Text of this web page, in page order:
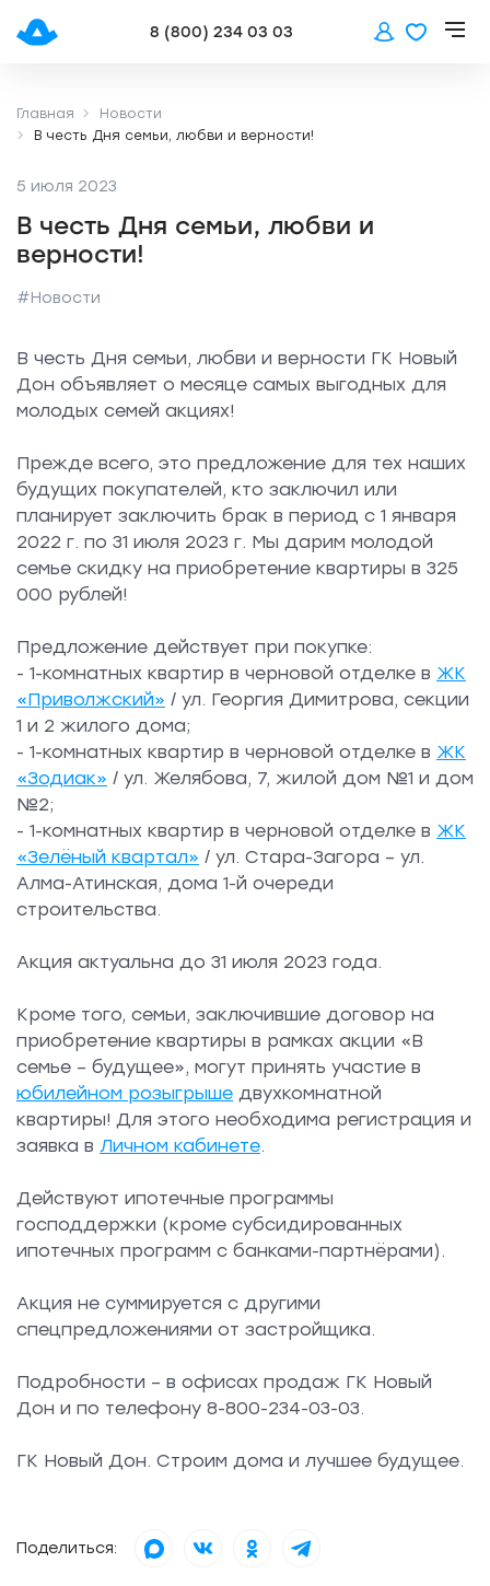
8 (800) 234 03 03
Главная
Новости
В честь Дня семьи, любви и верности!
5 июля 2023
В честь Дня семьи, любви и
верности!
#Новости
В честь Дня семьи, любви и верности ГК Новый
Дон объявляет о месяце самых выгодных для
молодых семей акциях!
Прежде всего, это предложение для тех наших
будущих покупателей, кто заключил или
планирует заключить брак в период с 1 января
2022 г. по 31 июля 2023 г. Мы дарим молодой
семье скидку на приобретение квартиры в 325
000 рублей!
Предложение действует при покупке:
- 1-комнатных квартир в черновой отделке в ЖК
«Приволжский» / ул. Георгия Димитрова, секции
1 и 2 жилого дома;
- 1-комнатных квартир в черновой отделке в ЖК
«Зодиак» / ул. Желябова, 7, жилой дом №1 и дом
№2;
- 1-комнатных квартир в черновой отделке в ЖК
«Зелёный квартал» / ул. Стара-Загора – ул.
Алма-Атинская, дома 1-й очереди
строительства.
Акция актуальна до 31 июля 2023 года.
Кроме того, семьи, заключившие договор на
приобретение квартиры в рамках акции «В
семье – будущее», могут принять участие в
юбилейном розыгрыше двухкомнатной
квартиры! Для этого необходима регистрация и
заявка в Личном кабинете.
Действуют ипотечные программы
господдержки (кроме субсидированных
ипотечных программ с банками-партнёрами).
Акция не суммируется с другими
спецпредложениями от застройщика.
Подробности – в офисах продаж ГК Новый
Дон и по телефону 8-800-234-03-03.
ГК Новый Дон. Строим дома и лучшее будущее.
Поделиться: